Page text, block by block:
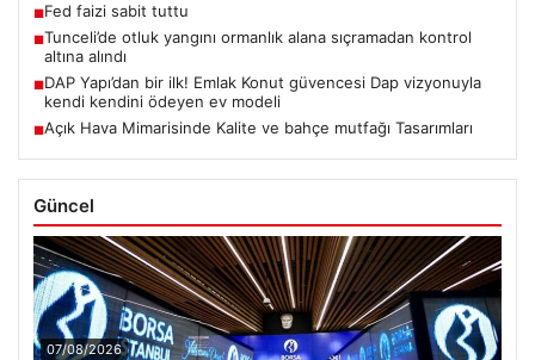
■Fed faizi sabit tuttu
■Tunceli’de otluk yangını ormanlık alana sıçramadan kontrol
altına alındı
■DAP Yapı’dan bir ilk! Emlak Konut güvencesi Dap vizyonuyla
kendi kendini ödeyen ev modeli
■Açık Hava Mimarisinde Kalite ve bahçe mutfağı Tasarımları
Güncel
07/08/2026